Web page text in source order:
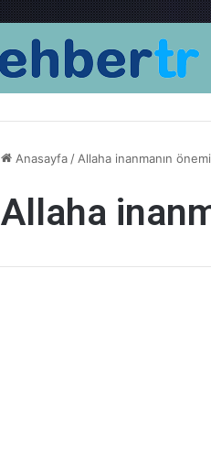
Anasayfa / Allaha inanmanın önemi
Allaha